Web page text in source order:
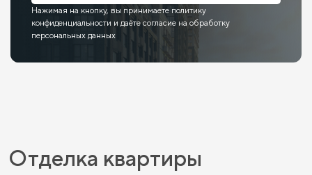
Нажимая на кнопку, вы принимаете политику
конфиденциальности и даёте согласие на обработку
персональных данных
Отделка квартиры